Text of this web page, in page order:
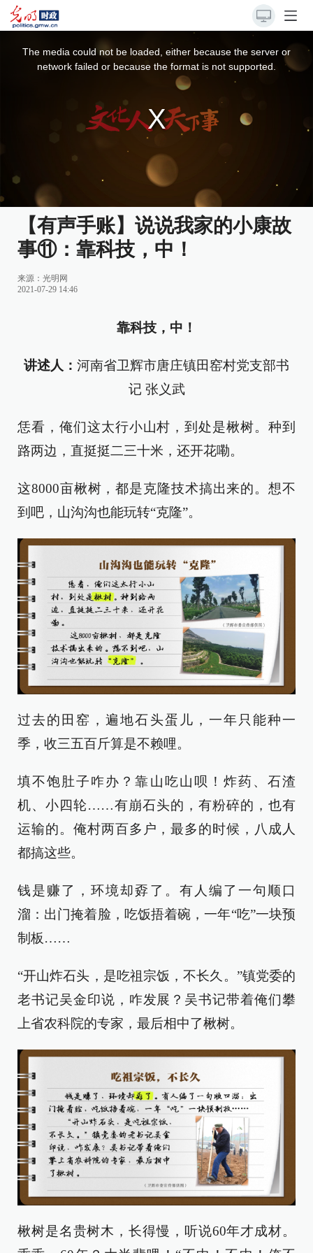
The media could not be loaded, either because the server or
network failed or because the format is not supported.
【有声手账】说说我家的小康故
事⑪：靠科技，中！
来源： 光明网
2021-07-29 14:46
靠科技，中！
讲述人： 河南省卫辉市唐庄镇田窑村党支部书
记 张义武
恁看，俺们这太行小山村，到处是楸树。种到
路两边，直挺挺二三十米，还开花嘞。
这8000亩楸树，都是克隆技术搞出来的。想不
到吧，山沟沟也能玩转“克隆”。
过去的田窑，遍地石头蛋儿，一年只能种一
季，收三五百斤算是不赖哩。
填不饱肚子咋办？靠山吃山呗！炸药、石渣
机、小四轮……有崩石头的，有粉碎的，也有
运输的。俺村两百多户，最多的时候，八成人
都搞这些。
钱是赚了，环境却孬了。有人编了一句顺口
溜：出门掩着脸，吃饭捂着碗，一年“吃”一块预
制板……
“开山炸石头，是吃祖宗饭，不长久。”镇党委的
老书记吴金印说，咋发展？吴书记带着俺们攀
上省农科院的专家，最后相中了楸树。
楸树是名贵树木，长得慢，听说60年才成材。